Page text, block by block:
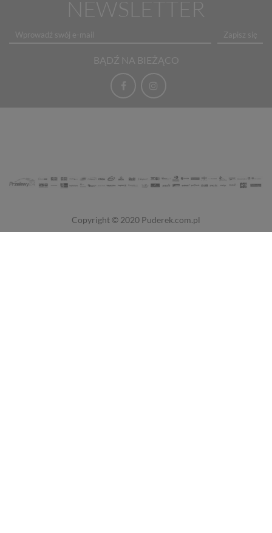
NEWSLETTER
Zapisz się
BĄDŹ NA BIEŻĄCO
Copyright © 2020 Puderek.com.pl